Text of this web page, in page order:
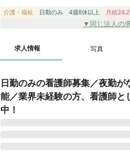
介護・福祉 日勤のみ 4週8休以上 月給
▼同じ法人の
求人情報 写真
日勤のみの看護師募集／夜勤
能／業界未経験の方、看護師
中！